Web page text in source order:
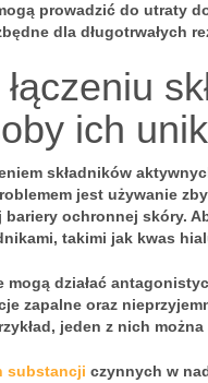
prowadzić do utraty
dla długotrwałych
ich
składników
jest używanie
ochronnej skóry.
takimi jak kwas
mogą działać
zapalne oraz
jeden z nich
substancji czynnych w